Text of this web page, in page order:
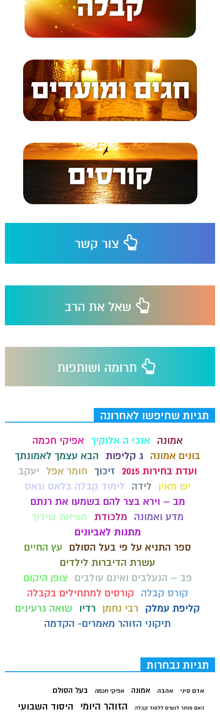
תגיות שחיפשו לאחרונה
אמונה אנכי ה אלוקיך
אפיקי חכמה
בונים אמונה ג קליפות הבא עצמך לאמונתך
ועדת בחירות 2015
זיכוך חומר אפל
יעקב
יש מאין
לידה
לימוד קבלה בלאס וגאס
מב – וירא בצר להם בשמעו את רנתם
מדע ואמונה
מלכודת מציאת שידוך
מתנות לאביונים
ספר התניא על פי בעל הסולם
עץ החיים
עשרת הדיברות לילדים
פב – הנעלבים ואינם עולבים
צופן היקום
קורס קבלה
קורסים למתחילים בקבלה
קליפת עמלק
רבי נחמן רדיו
שואה גרעינים
תיקוני הזוהר מאמרים- הקדמה
תגיות נבחרות
אדם סיני אהבה אמונה אפיקי חכמה בעל הסולם
האם מותר לנשים ללמוד קבלה הזוהר היומי היסוד השבועי